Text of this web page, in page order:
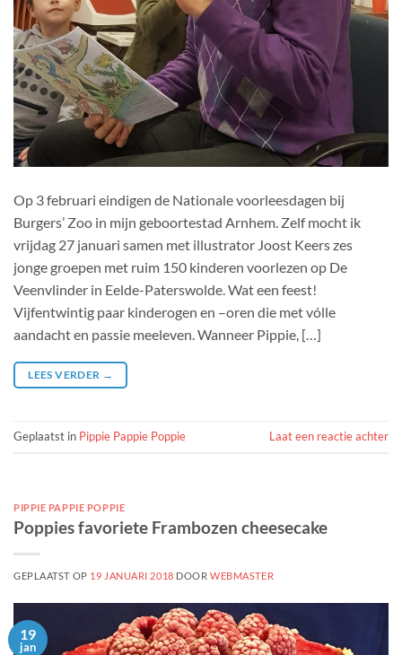
Op 3 februari eindigen de Nationale voorleesdagen bij
Burgers’ Zoo in mijn geboortestad Arnhem. Zelf mocht ik
vrijdag 27 januari samen met illustrator Joost Keers zes
jonge groepen met ruim 150 kinderen voorlezen op De
Veenvlinder in Eelde-Paterswolde. Wat een feest!
Vijfentwintig paar kinderogen en –oren die met vólle
aandacht en passie meeleven. Wanneer Pippie, […]
LEES VERDER →
Geplaatst in Pippie Pappie Poppie Laat een reactie achter
PIPPIE PAPPIE POPPIE
Poppies favoriete Frambozen cheesecake
GEPLAATST OP 19 JANUARI 2018 DOORWEBMASTER
19
jan